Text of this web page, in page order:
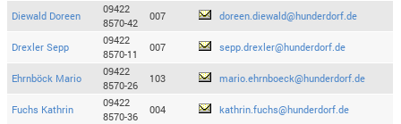
Diewald Doreen
09422
8570-42
007 doreen.diewald@hunderdorf.de
Drexler Sepp
09422
8570-11
007 sepp.drexler@hunderdorf.de
Ehrnböck Mario
09422
8570-26
103 mario.ehrnboeck@hunderdorf.de
Fuchs Kathrin
09422
8570-36
004 kathrin.fuchs@hunderdorf.de